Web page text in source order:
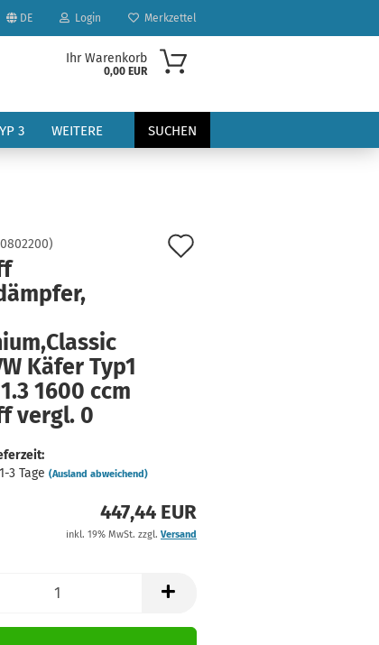
DE Login Merkzettel
Ihr Warenkorb
0,00 EUR
3 SUCHEN
WEITERE
)
Käfer Typ1
1600 ccm
vergl. 0
1-3 Tage (Ausland abweichend)
447,44 EUR
inkl. 19% MwSt. zzgl. Versand